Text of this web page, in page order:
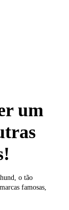
um
o tão
famosas,